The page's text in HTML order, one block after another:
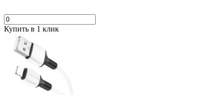
Купить в 1 клик